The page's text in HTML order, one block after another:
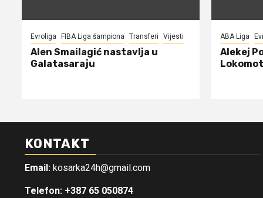
Evroliga FIBA Liga šampiona Transferi Vijesti
Alen Smailagić nastavlja u
Galatasaraju
ABA Liga
Alekej
KONTAKT
Email: kosarka24h@gmail.com
Telefon: +387 65 050874